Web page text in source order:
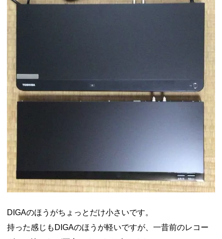
DIGAのほうがちょっとだけ小さいです。
持った感じもDIGAのほうが軽いですが、一昔前のレコー